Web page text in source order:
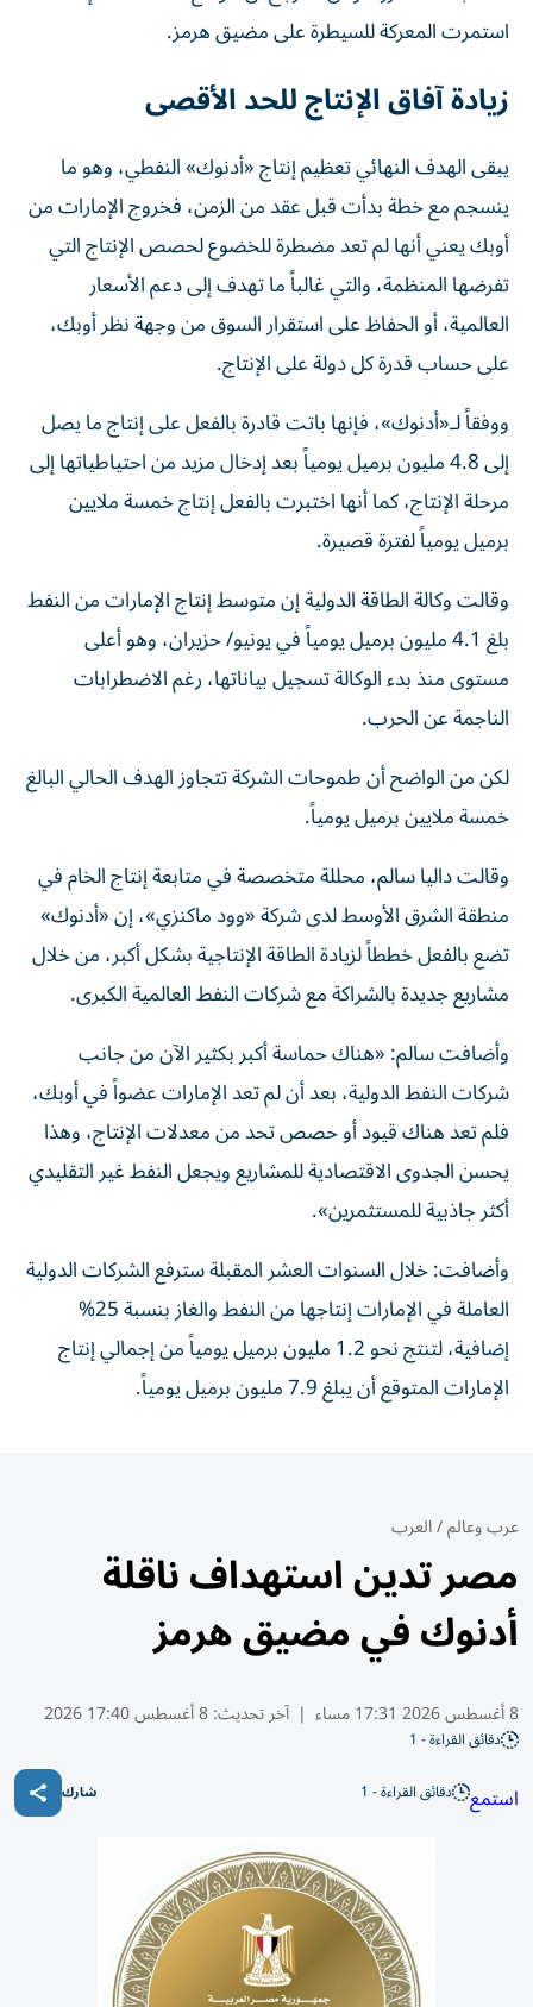
استمرت المعركة للسيطرة على مضيق هرمز.
زيادة آفاق الإنتاج للحد الأقصى
يبقى الهدف النهائي تعظيم إنتاج «أدنوك» النفطي، وهو ما
ينسجم مع خطة بدأت قبل عقد من الزمن، فخروج الإمارات من
أوبك يعني أنها لم تعد مضطرة للخضوع لحصص الإنتاج التي
تفرضها المنظمة، والتي غالباً ما تهدف إلى دعم الأسعار
العالمية، أو الحفاظ على استقرار السوق من وجهة نظر أوبك،
على حساب قدرة كل دولة على الإنتاج.
ووفقاً لـ«أدنوك»، فإنها باتت قادرة بالفعل على إنتاج ما يصل
إلى 4.8 مليون برميل يومياً بعد إدخال مزيد من احتياطياتها إلى
مرحلة الإنتاج، كما أنها اختبرت بالفعل إنتاج خمسة ملايين
برميل يومياً لفترة قصيرة.
وقالت وكالة الطاقة الدولية إن متوسط إنتاج الإمارات من النفط
بلغ 4.1 مليون برميل يومياً في يونيو/ حزيران، وهو أعلى
مستوى منذ بدء الوكالة تسجيل بياناتها، رغم الاضطرابات
الناجمة عن الحرب.
لكن من الواضح أن طموحات الشركة تتجاوز الهدف الحالي البالغ
خمسة ملايين برميل يومياً.
وقالت داليا سالم، محللة متخصصة في متابعة إنتاج الخام في
منطقة الشرق الأوسط لدى شركة «وود ماكنزي»، إن «أدنوك»
تضع بالفعل خططاً لزيادة الطاقة الإنتاجية بشكل أكبر، من خلال
مشاريع جديدة بالشراكة مع شركات النفط العالمية الكبرى.
وأضافت سالم: «هناك حماسة أكبر بكثير الآن من جانب
شركات النفط الدولية، بعد أن لم تعد الإمارات عضواً في أوبك،
فلم تعد هناك قيود أو حصص تحد من معدلات الإنتاج، وهذا
يحسن الجدوى الاقتصادية للمشاريع ويجعل النفط غير التقليدي
أكثر جاذبية للمستثمرين».
وأضافت: خلال السنوات العشر المقبلة سترفع الشركات الدولية
العاملة في الإمارات إنتاجها من النفط والغاز بنسبة 25%
إضافية، لتنتج نحو 1.2 مليون برميل يومياً من إجمالي إنتاج
الإمارات المتوقع أن يبلغ 7.9 مليون برميل يومياً.
عرب وعالم/العرب
مصر تدين استهداف ناقلة
أدنوك في مضيق هرمز
8 أغسطس 2026 17:31 مساء | آخر تحديث:8 أغسطس 17:40 2026
دقائق القراءة - 1
استمع دقائق القراءة - 1 شارك